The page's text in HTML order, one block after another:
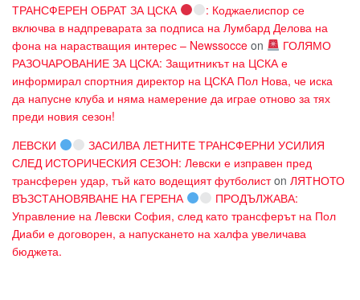
ТРАНСФЕРЕН ОБРАТ ЗА ЦСКА
: Коджаелиспор се
включва в надпреварата за подписа на Лумбард Делова на
фона на нарастващия интерес – Newssocce on
ГОЛЯМО
РАЗОЧАРОВАНИЕ ЗА ЦСКА: Защитникът на ЦСКА е
информирал спортния директор на ЦСКА Пол Нова, че иска
да напусне клуба и няма намерение да играе отново за тях
преди новия сезон!
ЛЕВСКИ
ЗАСИЛВА ЛЕТНИТЕ ТРАНСФЕРНИ УСИЛИЯ
СЛЕД ИСТОРИЧЕСКИЯ СЕЗОН: Левски е изправен пред
трансферен удар, тъй като водещият футболистon ЛЯТНОТО
ВЪЗСТАНОВЯВАНЕ НА ГЕРЕНА
ПРОДЪЛЖАВА:
Управление на Левски София, след като трансферът на Пол
Диаби е договорен, а напускането на халфа увеличава
бюджета.